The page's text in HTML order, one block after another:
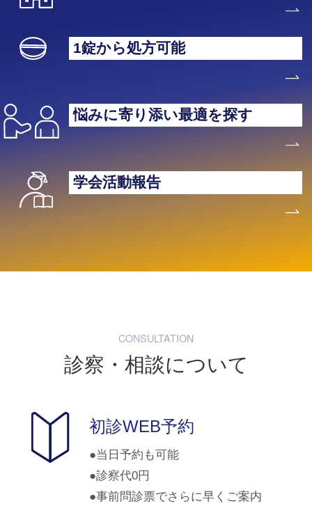
1錠から処方可能
悩みに寄り添い最適を探す
学会活動報告
CONSULTATION
診察・相談について
初診WEB予約
当日予約も可能
診察代0円
事前問診票でさらに早くご案内